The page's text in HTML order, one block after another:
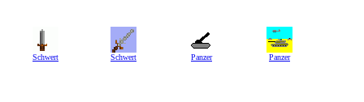
Schwert Schwert Panzer Panzer